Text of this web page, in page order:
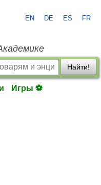
EN DE ES FR
Найти!
Игры ⚽